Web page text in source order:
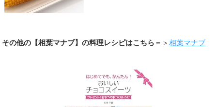
その他の【相葉マナブ】の料理レシピはこちら ＝＞相葉マナブ